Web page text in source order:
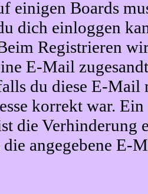
einigen Boards
dich einloggen
Registrieren
E-Mail
du diese E-Mail
korrekt war.
die Verhinderung
die angegebene